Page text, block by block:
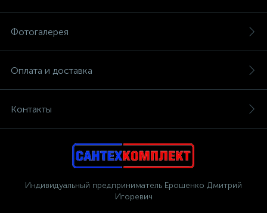
Фотогалерея
Оплата и доставка
Контакты
Индивидуальный предприниматель Ерошенко Дмитрий
Игоревич